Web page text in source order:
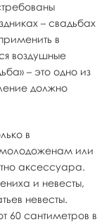
– свадьбах
в
воздушные
– это одно из
должно
в
или
аксессуара.
и невесты,
невесты.
60 сантиметров в